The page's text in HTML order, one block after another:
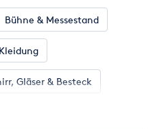
Bühne & Messestand
Gläser & Besteck